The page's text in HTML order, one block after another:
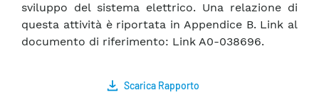
sviluppo del sistema elettrico. Una relazione di
questa attività è riportata in Appendice B. Link al
documento di riferimento: Link A0-038696.
Scarica Rapporto